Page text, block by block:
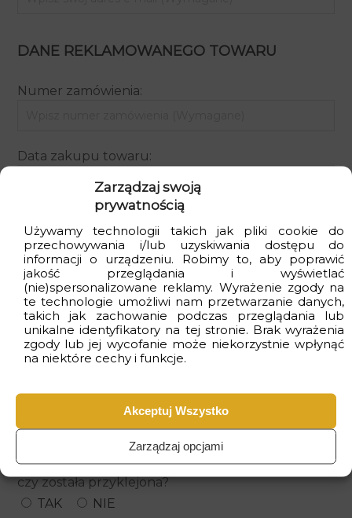
Zarządzaj swoją
prywatnością
Używamy technologii takich jak pliki cookie do
przechowywania i/lub uzyskiwania dostępu do
informacji o urządzeniu. Robimy to, aby poprawić
jakość przeglądania i wyświetlać
(nie)spersonalizowane reklamy. Wyrażenie zgody na
te technologie umożliwi nam przetwarzanie danych,
takich jak zachowanie podczas przeglądania lub
unikalne identyfikatory na tej stronie. Brak wyrażenia
zgody lub jej wycofanie może niekorzystnie wpłynąć
na niektóre cechy i funkcje.
Akceptuj Wszystko
Zarządzaj opcjami
DANE REKLAMOWANEGO TOWARU
Numer zamówienia:
Data zakupu towaru:
Dokładny opis niezgodności towaru:
Jeśli przedmiotem reklamacji jest fototapeta, to
czy została przyklejona?
TAK
NIE